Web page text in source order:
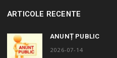
ARTICOLE RECENTE
ANUNȚ PUBLIC
2026-07-14